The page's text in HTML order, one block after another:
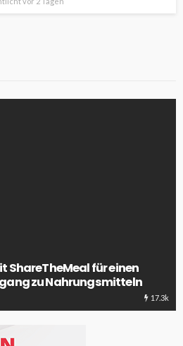
ShareTheMeal für einen
zu Nahrungsmitteln
17.3k